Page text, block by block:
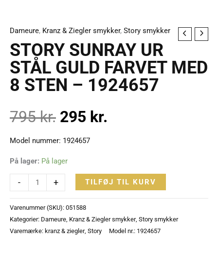
Dameure, Kranz & Ziegler smykker, Story smykker
STORY SUNRAY UR
STÅL GULD FARVET MED
8 STEN – 1924657
795kr.
Den
oprindelige
var:
795 kr..
295 kr.
Den
aktuelle
Model nummer: 1924657
På lager: På lager
-
STORY
SUNRAY
UR
STÅL
GULD
MED
8
STEN
1924657
+ TILFØJ TIL KURV
Varenummer (SKU): 051588
Kategorier: Dameure Kranz & Ziegler smykker, Story smykker
Varemærke: kranz & ziegler, Story Model nr.: 1924657